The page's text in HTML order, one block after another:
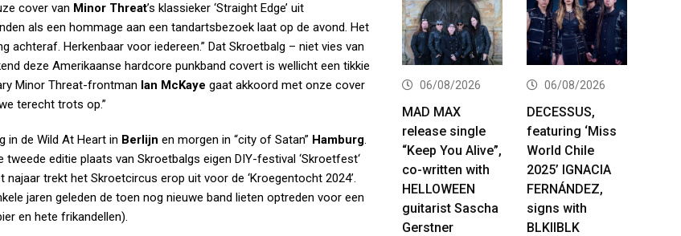
cover van Minor Threat’s klassieker ‘Straight Edge’ uit
als een hommage aan een tandartsbezoek laat op de avond. Het
Herkenbaar voor iedereen.” Dat Skroetbalg – niet vies van
deze Amerikaanse hardcore punkband covert is wellicht een tikkie
Minor Threat-frontman Ian McKaye gaat akkoord met onze cover
terecht trots op.”
in de Wild At Heart in Berlijn en morgen in “city of Satan” Hamburg.
editie plaats van Skroetbalgs eigen DIY-festival ‘Skroetfest‘
trekt het Skroetcircus erop uit voor de ‘Kroegentocht 2024’.
jaren geleden de toen nog nieuwe band lieten optreden voor een
en hete frikandellen).
06/08/2026
MAD MAX
release single
“Keep You Alive”,
co-written with
HELLOWEEN
guitarist Sascha
Gerstner
06/08/2026
DECESSUS,
featuring ‘Miss
World Chile
2025’ IGNACIA
FERNÁNDEZ,
signs with
BLKIIBLK